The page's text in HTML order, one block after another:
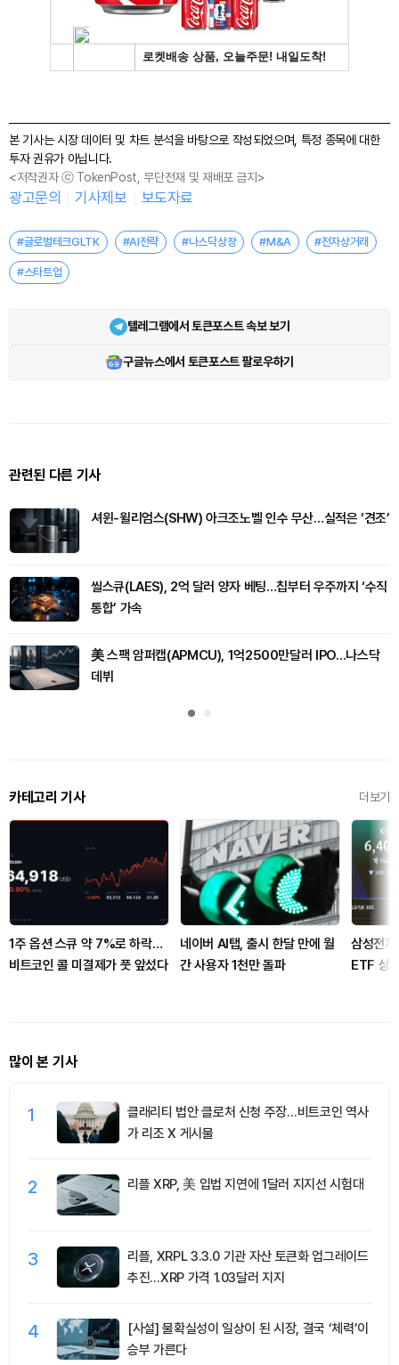
본 기사는 시장 데이터 및 차트 분석을 바탕으로 작성되었으며, 특정 종목에 대한
투자 권유가 아닙니다.
<저작권자 ⓒ TokenPost, 무단전재 및 재배포 금지>
광고문의 기사제보 보도자료
#글로벌테크GLTK #AI전략 #나스닥상장 #M&A #전자상거래
#스타트업
텔레그램에서 토큰포스트 속보 보기
구글뉴스에서 토큰포스트 팔로우하기
관련된 다른 기사
셔윈-윌리엄스(SHW) 아크조노벨 인수 무산…실적은 ‘견조’
씰스큐(LAES), 2억 달러 양자 베팅…칩부터 우주까지 ‘수직
통합’ 가속
美 스팩 암퍼캡(APMCU), 1억2500만달러 IPO…나스닥
데뷔
카테고리 기사 더보기
1주 옵션 스큐 약 7%로 하락…
비트코인 콜 미결제가 풋 앞섰다
네이버 AI탭, 출시 한달 만에 월
간 사용자 1천만 돌파
삼성전자
ETF 상
많이 본 기사
1
클래리티 법안 클로처 신청 주장…비트코인 역사
가 리조 X 게시물
2 리플 XRP, 美 입법 지연에 1달러 지지선 시험대
3
리플, XRPL 3.3.0 기관 자산 토큰화 업그레이드
추진…XRP 가격 1.03달러 지지
4
[사설] 불확실성이 일상이 된 시장, 결국 ‘체력’이
승부 가른다